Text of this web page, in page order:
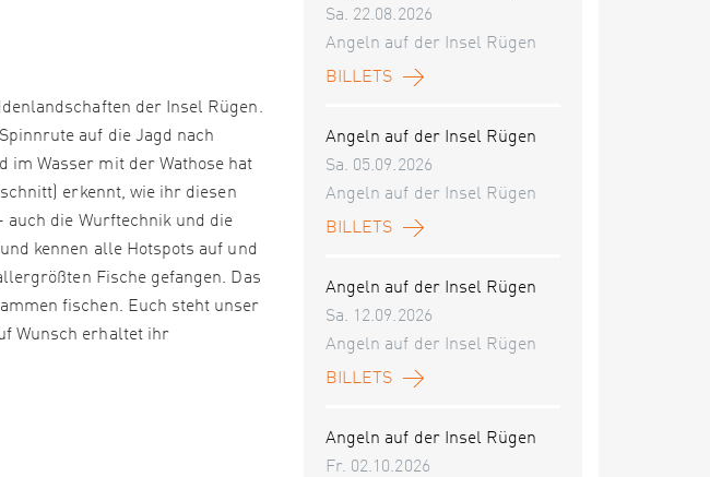
der Insel Rügen.
auf die Jagd nach
im Wasser mit der Wathose hat
erkennt, wie ihr diesen
die Wurftechnik und die
kennen alle Hotspots auf und
Fische gefangen. Das
fischen. Euch steht unser
Wunsch erhaltet ihr
Sa. 22.08.2026
Angeln auf der Insel Rügen
BILLETS
Angeln auf der Insel Rügen
Sa. 05.09.2026
Angeln auf der Insel Rügen
BILLETS
Angeln auf der Insel Rügen
Sa. 12.09.2026
Angeln auf der Insel Rügen
BILLETS
Angeln auf der Insel Rügen
Fr. 02.10.2026